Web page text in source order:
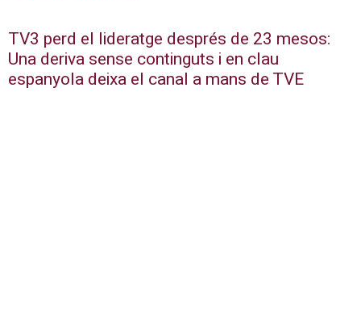
TV3 perd el lideratge després de 23 mesos:
Una deriva sense continguts i en clau
espanyola deixa el canal a mans de TVE